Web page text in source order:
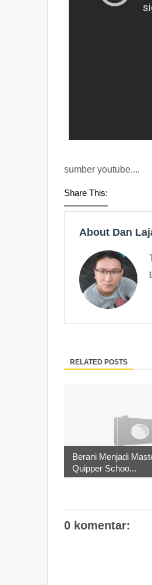
sumber youtube....
Share This:
About Dan
RELATED POSTS
Berani Menjadi
Quipper Schoo...
0 komentar: